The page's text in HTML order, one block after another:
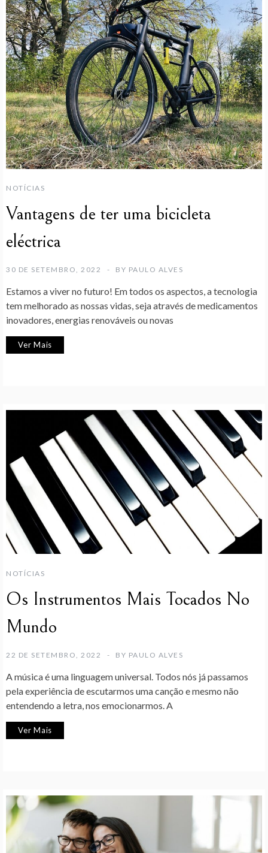
NOTÍCIAS
Vantagens de ter uma bicicleta
eléctrica
30 DE SETEMBRO, 2022 BY PAULO ALVES
Estamos a viver no futuro! Em todos os aspectos, a tecnologia
tem melhorado as nossas vidas, seja através de medicamentos
inovadores, energias renováveis ou novas
Ver Mais
NOTÍCIAS
Os Instrumentos Mais Tocados No
Mundo
22 DE SETEMBRO, 2022 BY PAULO ALVES
A música é uma linguagem universal. Todos nós já passamos
pela experiência de escutarmos uma canção e mesmo não
entendendo a letra, nos emocionarmos. A
Ver Mais